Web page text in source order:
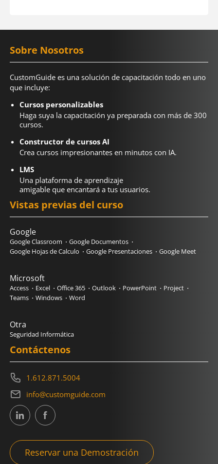
Sobre Nosotros
CustomGuide es una solución de capacitación todo en uno
que incluye:
Cursos personalizables
Haga suya la capacitación ya preparada con más de 300
cursos.
Constructor de cursos AI
Crea cursos impresionantes en minutos con IA.
LMS
Una plataforma de aprendizaje
amigable que encantará a tus usuarios.
Vistas previas del curso
Google
Google Classroom
Google Documentos
Google Hojas de Calculo
Google Presentaciones Google Meet
Microsoft
Access Excel Office 365 Outlook PowerPoint
Project
Teams
Windows Word
Otra
Seguridad Informática
Contáctenos
1.612.871.5004
info@customguide.com
Reservar una Demostración